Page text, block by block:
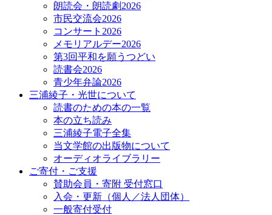
朗読会・朗読劇2026
市民交流会2026
コンサート2026
メモリアルデー2026
第3回平和を願うつどい
読書会2026
青少年弁論2026
三浦綾子・光世について
読書のための本の一覧
本の立ち読み
三浦綾子電子全集
当文学館の出版物について
オーディオライブラリー
ご寄付・ご支援
賛助会員・寄附 受付窓口
入会・更新（個人／法人団体）
一般寄付受付